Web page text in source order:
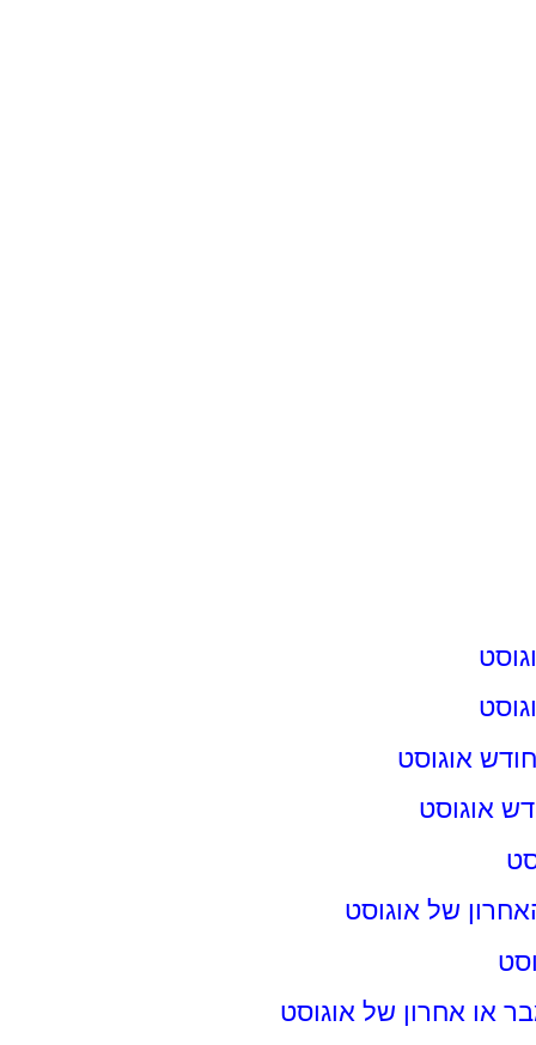
אוגוסט
אוגוסט
של אוגוסט
או אחרון של אוגוסט